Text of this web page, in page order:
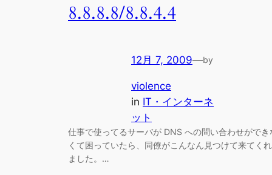
8.8.8.8/8.8.4.4
12月 7, 2009—by
violence
in IT・インターネ
ット
仕事で使ってるサーバが DNS への問い合わせができ
くて困っていたら、同僚がこんなん見つけて来てくれ
ました。…